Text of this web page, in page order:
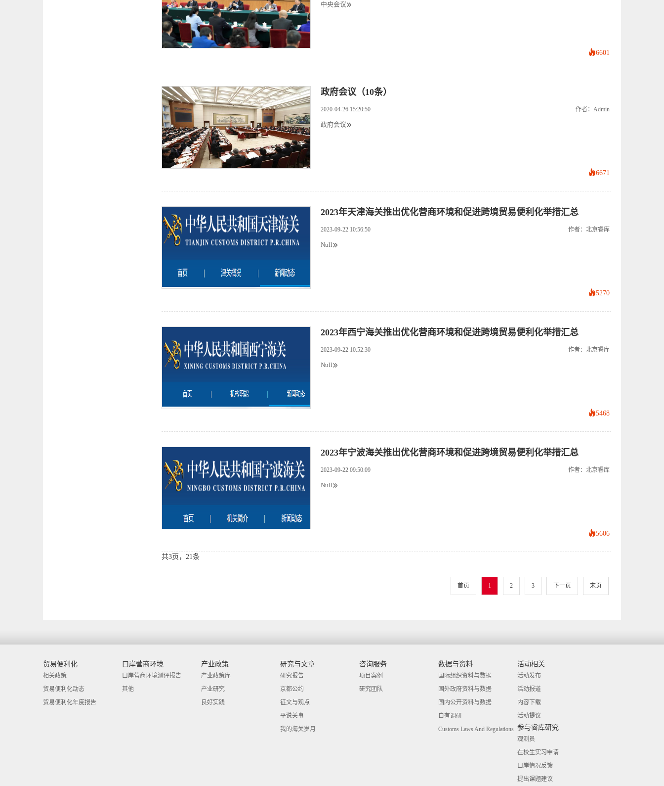
中央会议
6601
政府会议（10条）
2020-04-26 15:20:50 作者：admin
政府会议
6671
2023年天津海关推出优化营商环境和促进跨境贸易便利化举措汇总
2023-09-22 10:56:50 作者：北京睿库
Null
5270
2023年西宁海关推出优化营商环境和促进跨境贸易便利化举措汇总
2023-09-22 10:52:30 作者：北京睿库
Null
5468
2023年宁波海关推出优化营商环境和促进跨境贸易便利化举措汇总
2023-09-22 09:50:09 作者：北京睿库
Null
5606
共3页，21条
首页 1 2 3 下一页 末页
贸易便利化
相关政策
贸易便利化动态
贸易便利化年度报告
口岸营商环境
口岸营商环境测评报告
其他
产业政策
产业政策库
产业研究
良好实践
研究与文章
研究报告
京都公约
征文与观点
平说关事
我的海关岁月
咨询服务
项目案例
研究团队
数据与资料
国际组织资料与数据
国外政府资料与数据
国内公开资料与数据
自有调研
Customs Laws And Regulations
活动相关
活动发布
活动报道
内容下载
活动提议
参与睿库研究
观测员
在校生实习申请
口岸情况反馈
提出课题建议